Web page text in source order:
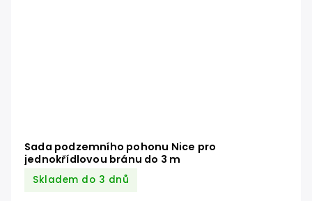
Sada podzemního pohonu Nice pro
jednokřídlovou bránu do 3 m
Skladem do 3 dnů